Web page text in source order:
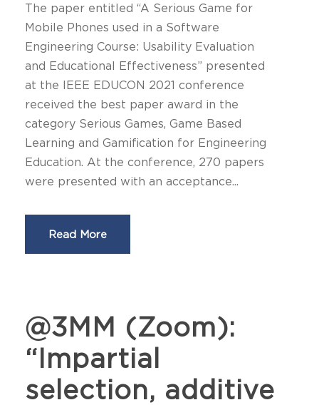
The paper entitled “A Serious Game for
Mobile Phones used in a Software
Engineering Course: Usability Evaluation
and Educational Effectiveness” presented
at the IEEE EDUCON 2021 conference
received the best paper award in the
category Serious Games, Game Based
Learning and Gamification for Engineering
Education. At the conference, 270 papers
were presented with an acceptance...
Read More
@3MM (Zoom):
“Ιmpartial
selection, additive